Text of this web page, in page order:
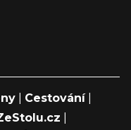
Cestování|